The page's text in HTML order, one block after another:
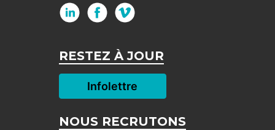
RESTEZ À JOUR
Infolettre
NOUS RECRUTONS